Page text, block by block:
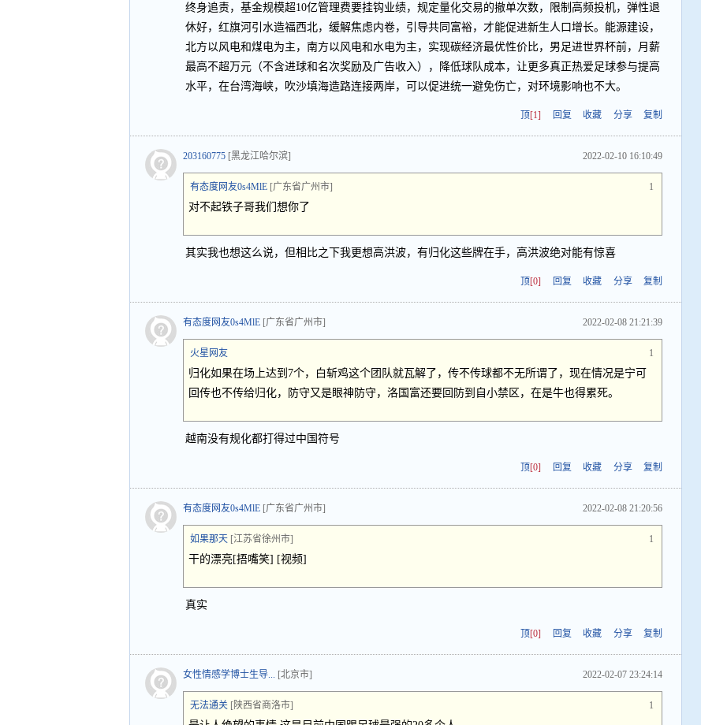
终身追责，基金规模超10亿管理费要挂钩业绩，规定量化交易的撤单次数，限制高频投机，弹性退
休好，红旗河引水造福西北，缓解焦虑内卷，引导共同富裕，才能促进新生人口增长。能源建设，
北方以风电和煤电为主，南方以风电和水电为主，实现碳经济最优性价比，男足进世界杯前，月薪
最高不超万元（不含进球和名次奖励及广告收入），降低球队成本，让更多真正热爱足球参与提高
水平，在台湾海峡，吹沙填海造路连接两岸，可以促进统一避免伤亡，对环境影响也不大。
顶[1] 回复 收藏 分享 复制
203160775 [黑龙江哈尔滨] 2022-02-10 16:10:49
有态度网友0s4MlE [广东省广州市] 1
对不起铁子哥我们想你了
其实我也想这么说，但相比之下我更想高洪波，有归化这些牌在手，高洪波绝对能有惊喜
顶[0] 回复 收藏 分享 复制
有态度网友0s4MlE [广东省广州市] 2022-02-08 21:21:39
火星网友 1
归化如果在场上达到7个，白斩鸡这个团队就瓦解了，传不传球都不无所谓了，现在情况是宁可
回传也不传给归化，防守又是眼神防守，洛国富还要回防到自小禁区，在是牛也得累死。
越南没有规化都打得过中国符号
顶[0] 回复 收藏 分享 复制
有态度网友0s4MlE [广东省广州市] 2022-02-08 21:20:56
如果那天 [江苏省徐州市] 1
干的漂亮[捂嘴笑] [视频]
真实
顶[0] 回复 收藏 分享 复制
女性情感学博士生导... [北京市] 2022-02-07 23:24:14
无法通关 [陕西省商洛市] 1